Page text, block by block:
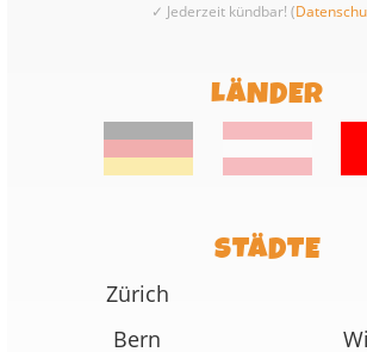
✓ Jederzeit kündbar! (
LÄNDER
STÄDTE
Zürich
Bern